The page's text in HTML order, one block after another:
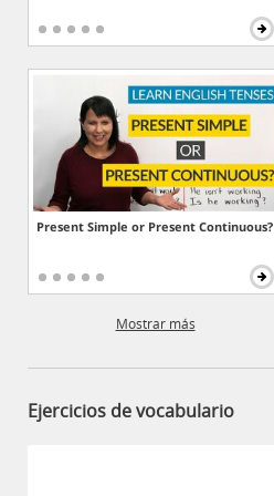
Present Simple or Present Continuous?
Mostrar más
Ejercicios de vocabulario